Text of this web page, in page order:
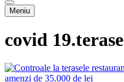
Meniu
covid 19.terase